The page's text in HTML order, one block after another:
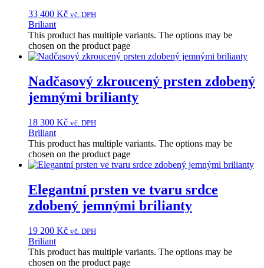
33 400 Kč vč. DPH
Briliant
This product has multiple variants. The options may be
chosen on the product page
Nadčasový zkroucený prsten zdobený
jemnými brilianty
18 300 Kč vč. DPH
Briliant
This product has multiple variants. The options may be
chosen on the product page
Elegantní prsten ve tvaru srdce
zdobený jemnými brilianty
19 200 Kč vč. DPH
Briliant
This product has multiple variants. The options may be
chosen on the product page